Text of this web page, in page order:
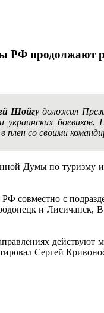
РФ продолжают
Шойгудоложил
украинских
со своими
Думы по туризму
совместно с
и
действуют
Сергей